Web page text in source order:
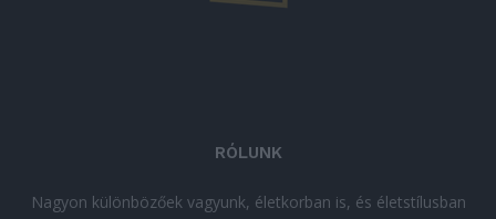
RÓLUNK
Nagyon különbözőek vagyunk, életkorban is, és életstílusban